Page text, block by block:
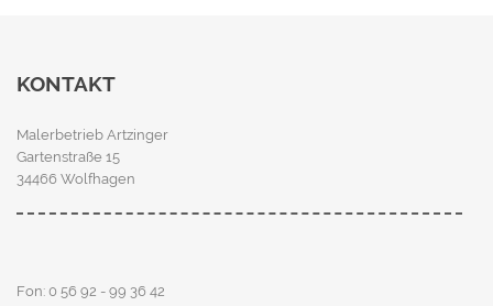
KONTAKT
Malerbetrieb Artzinger
Gartenstraße 15
34466 Wolfhagen
Fon: 0 56 92 - 99 36 42